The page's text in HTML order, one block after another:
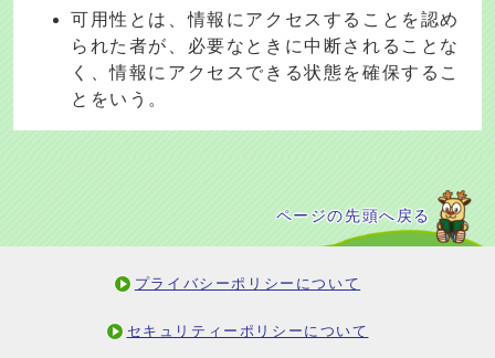
可用性とは、情報にアクセスすることを認め
られた者が、必要なときに中断されることな
く、情報にアクセスできる状態を確保するこ
とをいう。
ページの先頭へ戻る
プライバシーポリシーについて
セキュリティーポリシーについて